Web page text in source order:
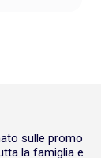
sulle promo
la famiglia e